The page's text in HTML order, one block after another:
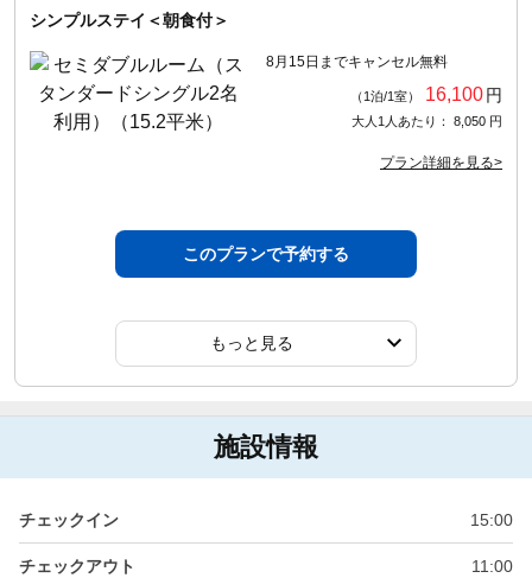
シンプルステイ＜朝食付＞
8月15日までキャンセル無料
（1泊/1室） 16,100円
大人1人あたり： 8,050 円
プラン詳細を見る>
このプランで予約する
もっと見る
施設情報
チェックイン 15:00
チェックアウト 11:00